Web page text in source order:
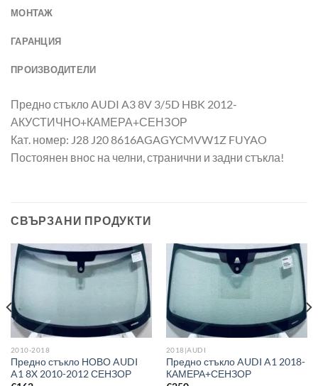
МОНТАЖ
ГАРАНЦИЯ
ПРОИЗВОДИТЕЛИ
Предно стъкло AUDI A3 8V 3/5D HBK 2012-
АКУСТИЧНО+КАМЕРА+СЕНЗОР
Кат. номер: J28 J20 8616AGAGYCMVW1Z FUYAO
Постоянен внос на челни, странични и задни стъкла!
СВЪРЗАНИ ПРОДУКТИ
2010-2018
Предно стъкло НОВО AUDI
A1 8X 2010-2012 СЕНЗОР
2018|AUDI
Предно стъкло AUDI A1 2018-
КАМЕРА+СЕНЗОР